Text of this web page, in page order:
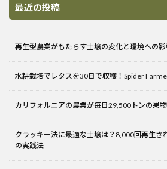
最近の投稿
再生型農業がもたらす土壌の変化と環境への影
水耕栽培でレタスを30日で収穫！Spider
カリフォルニアの農業が毎日29,500トンの果
クラッキー法に最適な土壌は？8,000回再生さ
の実践法